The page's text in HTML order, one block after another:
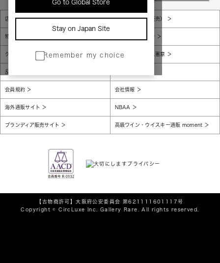
Go to Global Store
Stay on Japan Site
Remember my choice
店舗一覧 販売規約（店頭販売）
特定商取引法に基づく表示 個人情報保護方針
グローバルプライバシーポリシー コンプライアンス憲章
反社会的勢力に対する基本方針
会員規約 会社情報
海外通販サイト NBAA
ブランディア販売サイト 高級ワイン・ウイスキー通販 moment
【古物商許可】大阪府公安委員会 第621111601117号
Copyright © CircLuxe Inc. Gallery Rare. All rights reserved.